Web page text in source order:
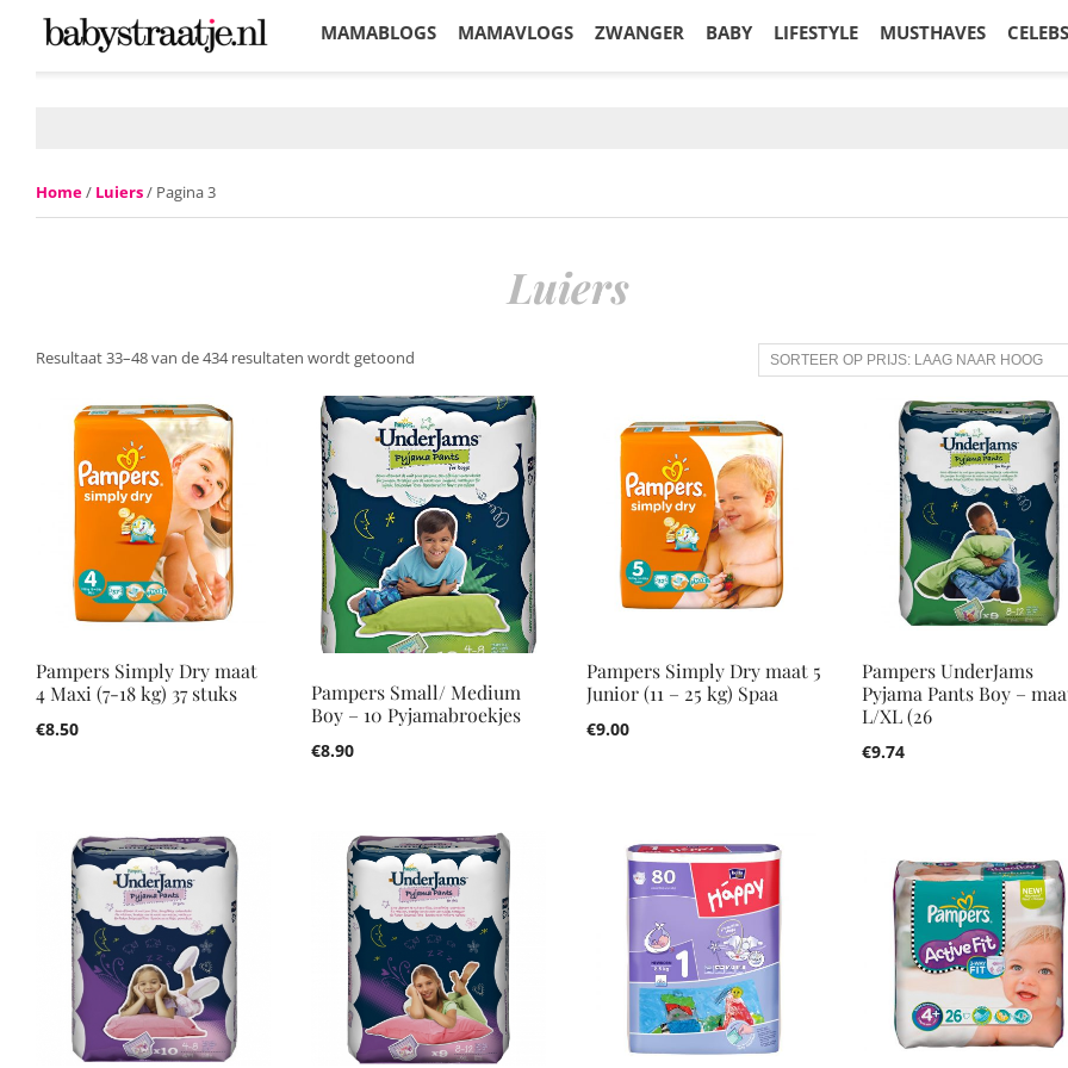
MAMABLOGS MAMAVLOGS ZWANGER BABY LIFESTYLE MUSTHAVES CELEBS
Home/ Luiers/ Pagina 3
Luiers
Resultaat 33–48 van de 434 resultaten wordt getoond
Pampers Simply Dry maat
4 Maxi (7-18 kg) 37 stuks
€8.50
Pampers Small/ Medium
Boy – 10 Pyjamabroekjes
€8.90
Pampers Simply Dry maat 5
Junior (11 – 25 kg) Spaa
€9.00
Pampers UnderJams
Pyjama Pants Boy –
L/XL (26
€9.74